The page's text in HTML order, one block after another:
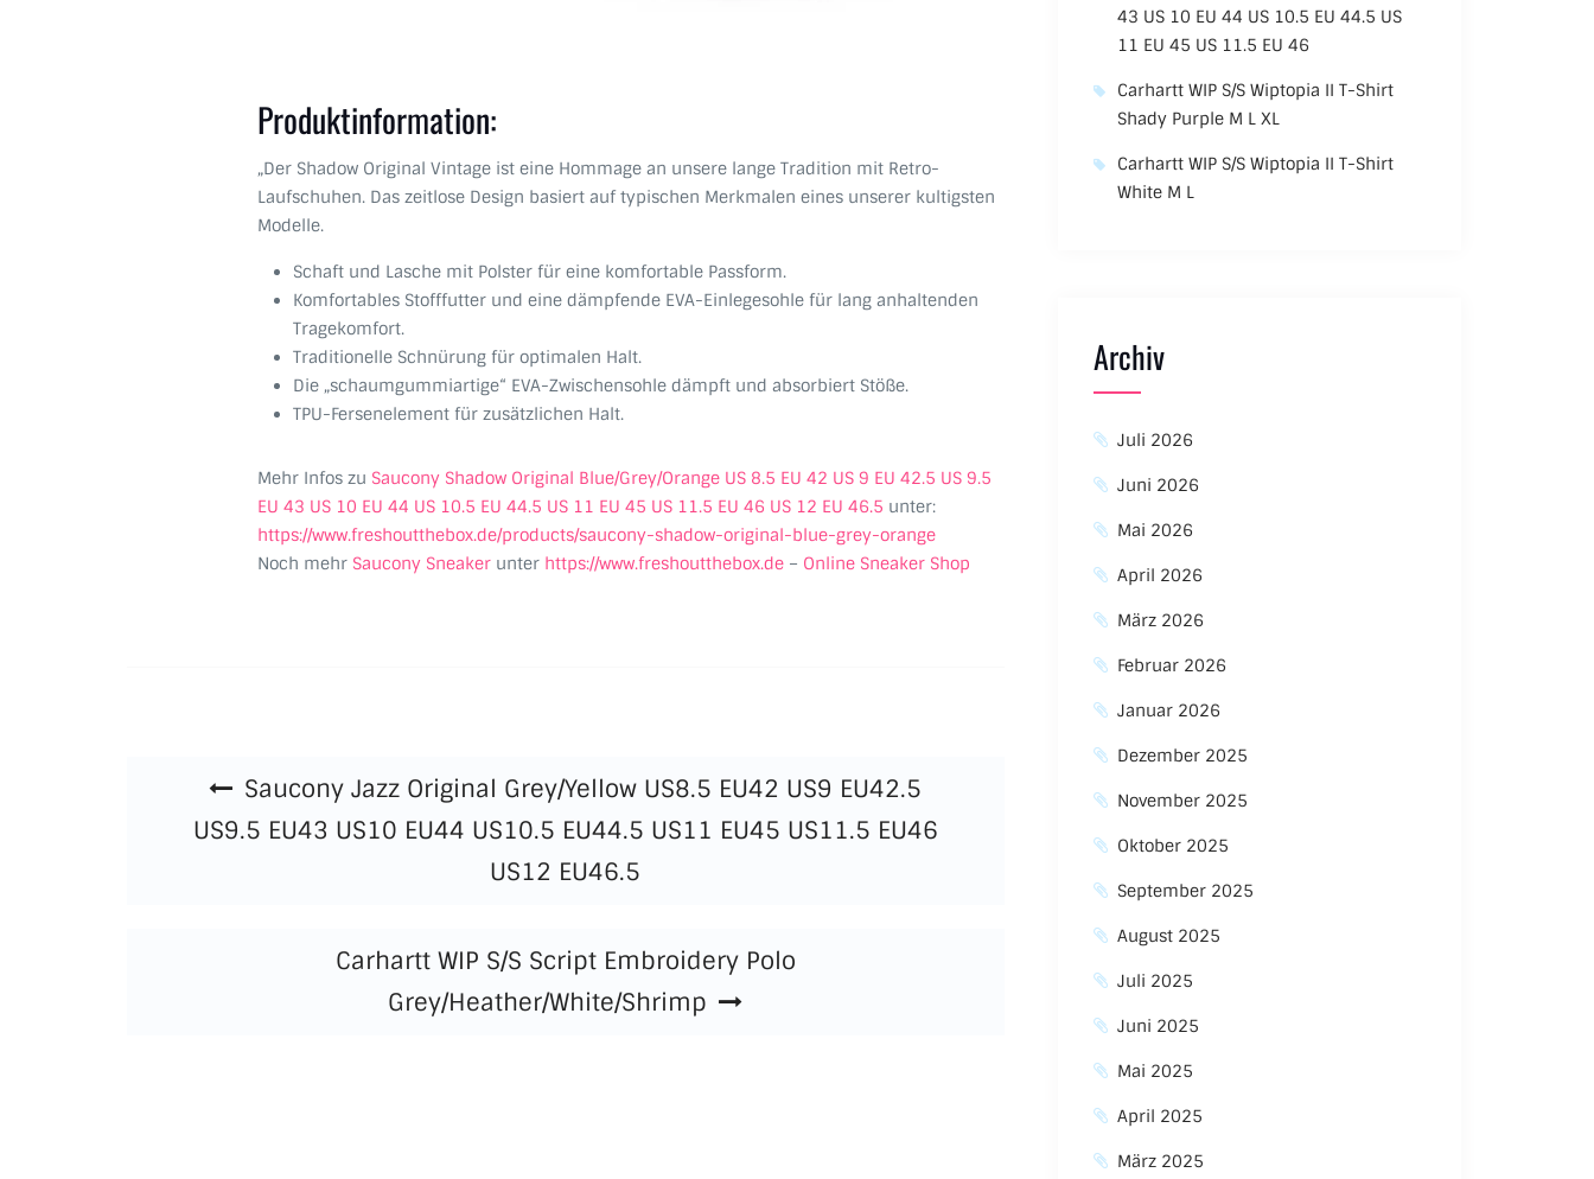
Produktinformation:
„Der Shadow Original Vintage ist eine Hommage an unsere lange Tradition mit Retro-
Laufschuhen. Das zeitlose Design basiert auf typischen Merkmalen eines unserer kultigsten
Modelle.
Schaft und Lasche mit Polster für eine komfortable Passform.
Komfortables Stofffutter und eine dämpfende EVA-Einlegesohle für lang anhaltenden
Tragekomfort.
Traditionelle Schnürung für optimalen Halt.
Die „schaumgummiartige“ EVA-Zwischensohle dämpft und absorbiert Stöße.
TPU-Fersenelement für zusätzlichen Halt.
Mehr Infos zu Saucony Shadow Original Blue/Grey/Orange US 8.5 EU 42 US 9 EU 42.5 US 9.5
EU 43 US 10 EU 44 US 10.5 EU 44.5 US 11 EU 45 US 11.5 EU 46 US 12 EU 46.5 unter:
https://www.freshoutthebox.de/products/saucony-shadow-original-blue-grey-orange
Noch mehr Saucony Sneaker unter https://www.freshoutthebox.de – Online Sneaker Shop
Saucony Jazz Original Grey/Yellow US8.5 EU42 US9 EU42.5
US9.5 EU43 US10 EU44 US10.5 EU44.5 US11 EU45 US11.5 EU46
US12 EU46.5
Carhartt WIP S/S Script Embroidery Polo
Grey/Heather/White/Shrimp
43 US 10 EU 44 US 10.5 EU 44.5 US
11 EU 45 US 11.5 EU 46
Carhartt WIP S/S Wiptopia II T-Shirt
Shady Purple M L XL
Carhartt WIP S/S Wiptopia II T-Shirt
White M L
Archiv
Juli 2026
Juni 2026
Mai 2026
April 2026
März 2026
Februar 2026
Januar 2026
Dezember 2025
November 2025
Oktober 2025
September 2025
August 2025
Juli 2025
Juni 2025
Mai 2025
April 2025
März 2025